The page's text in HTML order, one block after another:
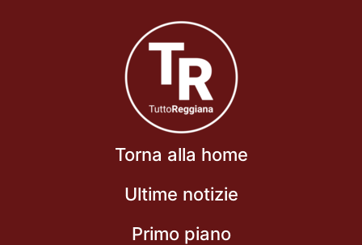
Torna alla home
Ultime notizie
Primo piano